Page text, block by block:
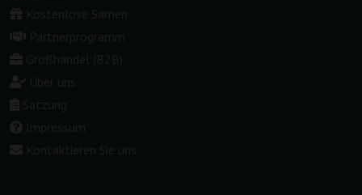
Kostenlose Samen
Partnerprogramm
Großhandel (B2B)
Über uns
Satzung
Impressum
Kontaktieren Sie uns